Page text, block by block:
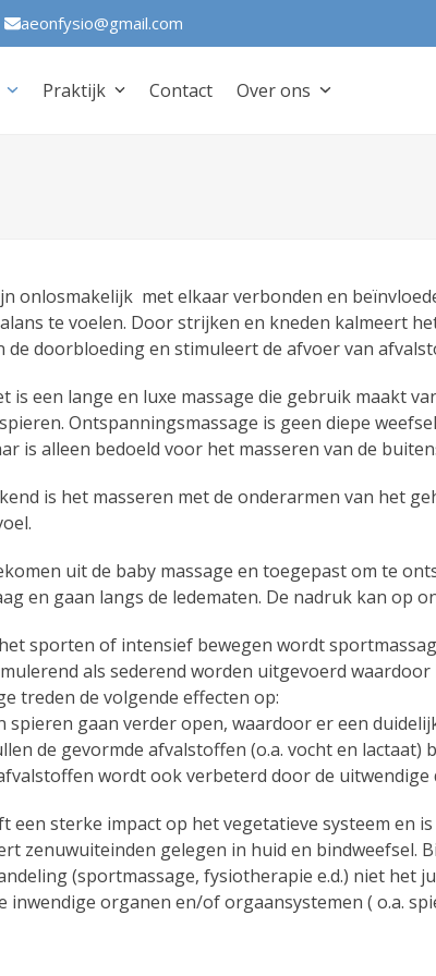
aeonfysio@gmail.com
Praktijk Contact Over ons
onlosmakelijk met elkaar verbonden en
te voelen. Door strijken en kneden kalmeert
doorbloeding en stimuleert de afvoer van
is een lange en luxe massage die gebruik maakt
Ontspanningsmassage is geen diepe
is alleen bedoeld voor het masseren van de
is het masseren met de onderarmen van het
uit de baby massage en toegepast om te
en gaan langs de ledematen. De nadruk kan op
sporten of intensief bewegen wordt
als sederend worden uitgevoerd
treden de volgende effecten op:
spieren gaan verder open, waardoor er een
de gevormde afvalstoffen (o.a. vocht en
wordt ook verbeterd door de
een sterke impact op het vegetatieve systeem en
zenuwuiteinden gelegen in huid en bindweefsel.
(sportmassage, fysiotherapie e.d.) niet
inwendige organen en/of orgaansystemen ( o.a.